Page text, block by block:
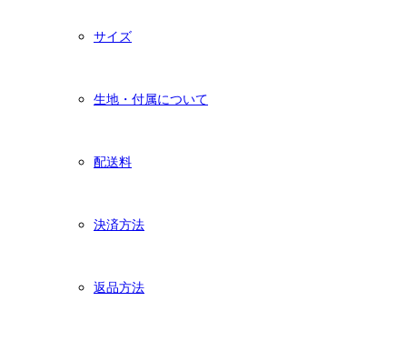
サイズ
生地・付属について
配送料
決済方法
返品方法